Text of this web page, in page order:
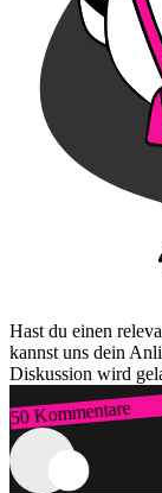
Hast du einen
kannst uns dein
Diskussion wird
50 Kommentare
Zum Login